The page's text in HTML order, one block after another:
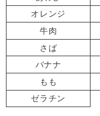
オレンジ
牛肉
さば
バナナ
もも
ゼラチン